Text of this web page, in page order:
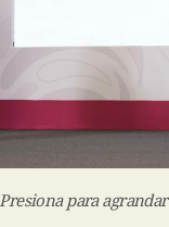
Presiona para agrandar